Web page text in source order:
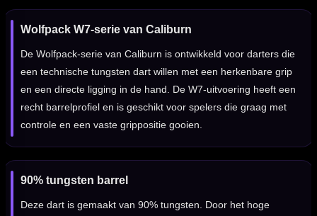
Wolfpack W7-serie van Caliburn
De Wolfpack-serie van Caliburn is ontwikkeld voor darters die
een technische tungsten dart willen met een herkenbare grip
en een directe ligging in de hand. De W7-uitvoering heeft een
recht barrelprofiel en is geschikt voor spelers die graag met
controle en een vaste grippositie gooien.
90% tungsten barrel
Deze dart is gemaakt van 90% tungsten. Door het hoge